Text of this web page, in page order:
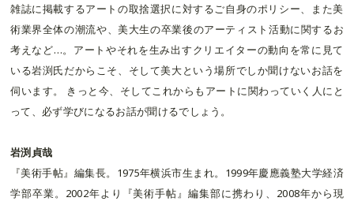
雑誌に掲載するアートの取捨選択に対するご自身のポリシー、また美
術業界全体の潮流や、美大生の卒業後のアーティスト活動に関するお
考えなど…。アートやそれを生み出すクリエイターの動向を常に見て
いる岩渕氏だからこそ、そして美大という場所でしか聞けないお話を
伺います。 きっと今、そしてこれからもアートに関わっていく人にと
って、必ず学びになるお話が聞けるでしょう。
岩渕貞哉
『美術手帖』編集長。1975年横浜市生まれ。1999年慶應義塾大学経済
学部卒業。2002年より『美術手帖』編集部に携わり、2008年から現